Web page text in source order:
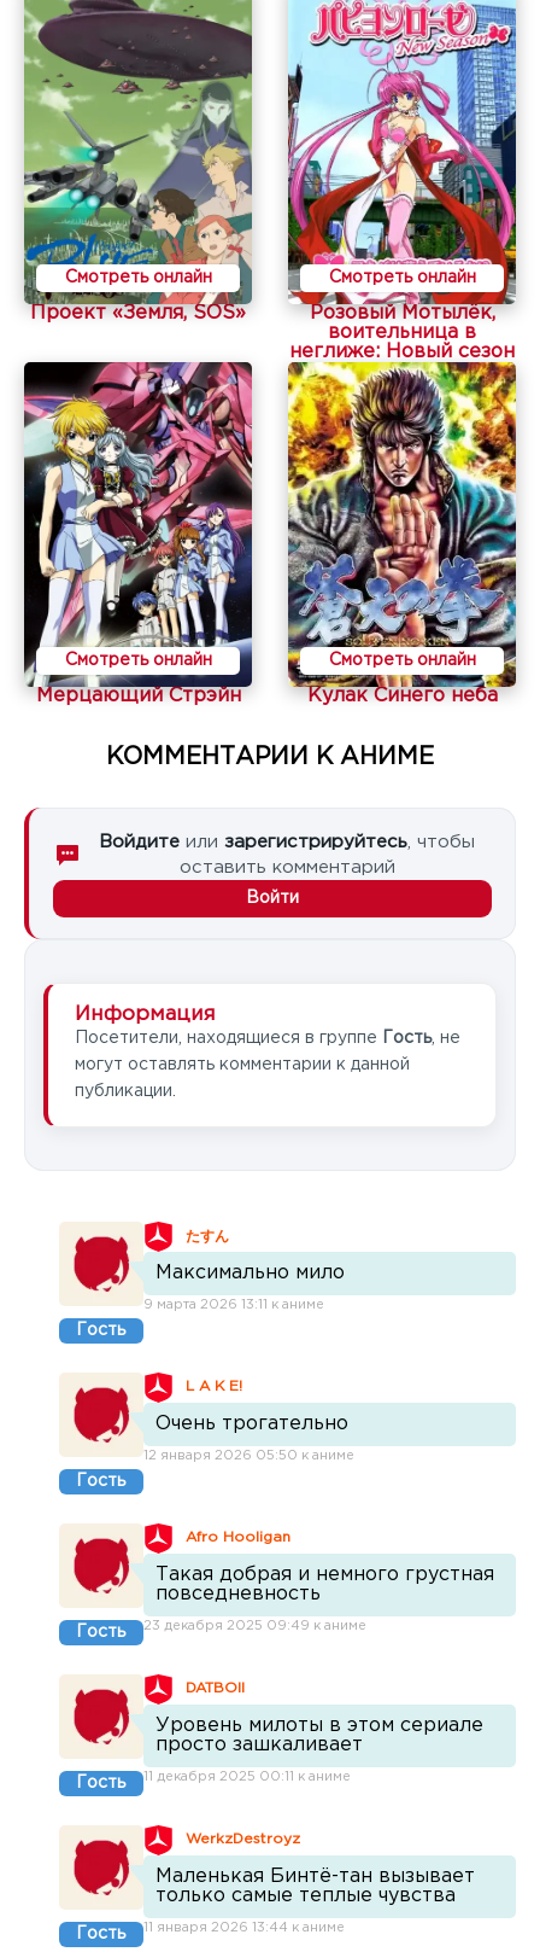
Смотреть онлайн
Проект «Земля, SOS»
Смотреть онлайн
Розовый Мотылёк,
воительница в
неглиже: Новый сезон
Смотреть онлайн
Мерцающий Стрэйн
Смотреть онлайн
Кулак Синего неба
КОММЕНТАРИИ К АНИМЕ
Войдите или зарегистрируйтесь , чтобы
оставить комментарий
Войти
Информация
Посетители, находящиеся в группе Гость, не
могут оставлять комментарии к данной
публикации.
Гость
たすん
Максимально мило
9 марта 2026 13:11 к аниме
Гость
L A K E!
Очень трогательно
12 января 2026 05:50 к аниме
Гость
Afro Hooligan
Такая добрая и немного грустная
повседневность
23 декабря 2025 09:49 к аниме
Гость
DATBOII
Уровень милоты в этом сериале
просто зашкаливает
11 декабря 2025 00:11 к аниме
Гость
WerkzDestroyz
Маленькая Бинтё-тан вызывает
только самые теплые чувства
11 января 2026 13:44 к аниме